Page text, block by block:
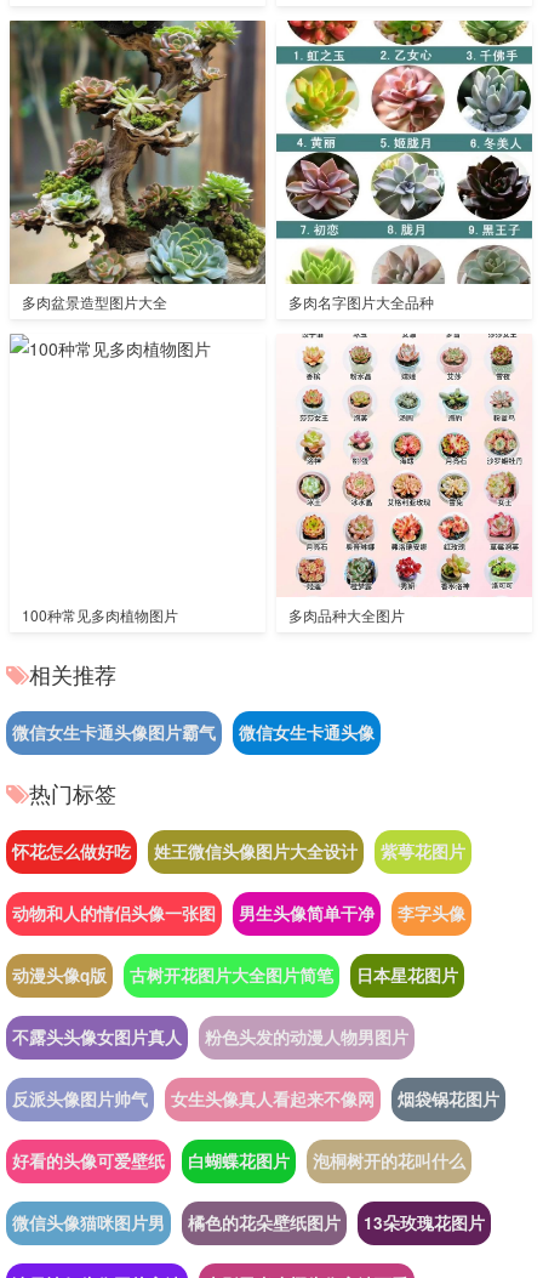
多肉盆景造型图片大全 多肉名字图片大全品种
100种常见多肉植物图片 多肉品种大全图片
相关推荐
微信女生卡通头像图片霸气 微信女生卡通头像
热门标签
怀花怎么做好吃 姓王微信头像图片大全设计 紫萼花图片
动物和人的情侣头像一张图 男生头像简单干净 李字头像
动漫头像q版 古树开花图片大全图片简笔 日本星花图片
不露头头像女图片真人 粉色头发的动漫人物男图片
反派头像图片帅气 女生头像真人看起来不像网 烟袋锅花图片
好看的头像可爱壁纸 白蝴蝶花图片 泡桐树开的花叫什么
微信头像猫咪图片男 橘色的花朵壁纸图片 13朵玫瑰花图片